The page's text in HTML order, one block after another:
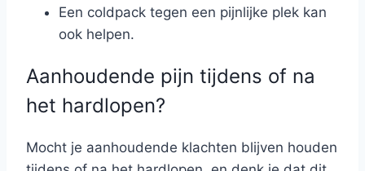
Een coldpack tegen een pijnlijke plek kan
ook helpen.
Aanhoudende pijn tijdens of na
het hardlopen?
Mocht je aanhoudende klachten blijven houden